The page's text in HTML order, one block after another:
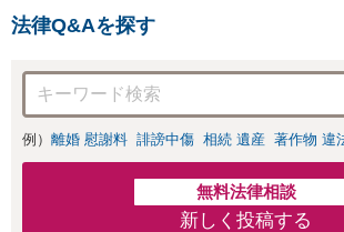
非弁護士
法律Q&Aを探す
例） 離婚 慰謝料 誹謗中傷 相続 遺産 著作物 違
無料法律相談
新しく投稿する